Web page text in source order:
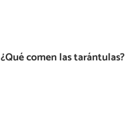
¿Qué comen las tarántulas?